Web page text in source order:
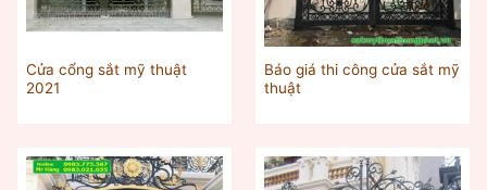
Cửa cổng sắt mỹ thuật
2021
Báo giá thi công cửa sắt mỹ
thuật